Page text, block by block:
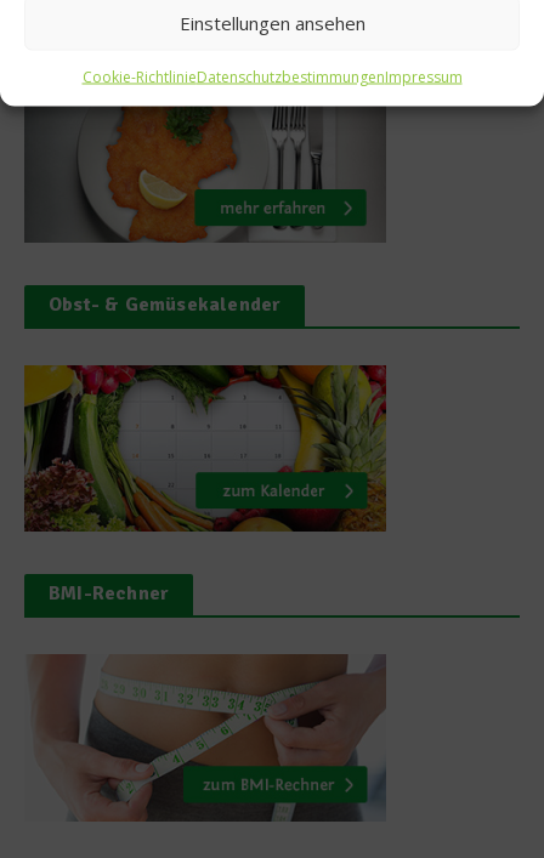
Einstellungen ansehen
Cookie-RichtlinieDatenschutzbestimmungenImpressum
Was isst Deutschland
Obst- & Gemüsekalender
BMI-Rechner